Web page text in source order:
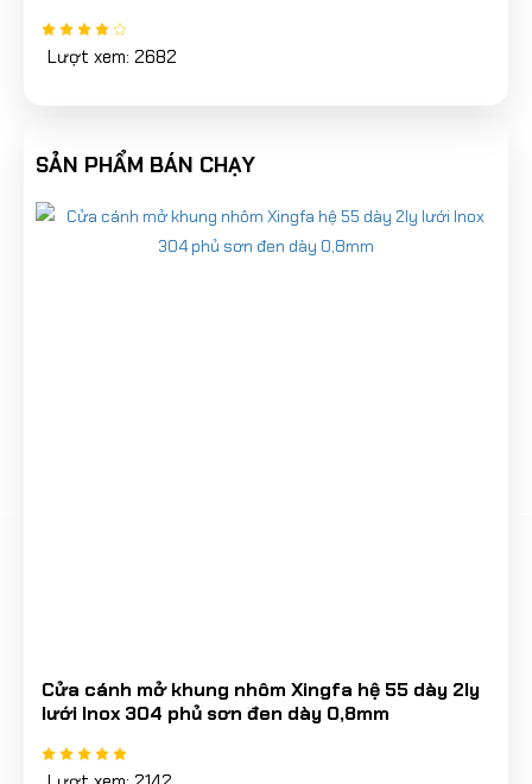
Lượt xem: 2682
SẢN PHẨM BÁN CHẠY
Cửa cánh mở khung nhôm Xingfa hệ 55 dày 2ly
lưới Inox 304 phủ sơn đen dày 0,8mm